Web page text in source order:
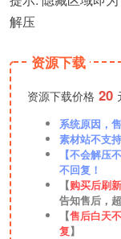
解压
资源下载
资源下载价格 20
系统原因，
素材站不支
【不会解压
不回复！
【购买后刷
告知售后，
【售后白天
复】